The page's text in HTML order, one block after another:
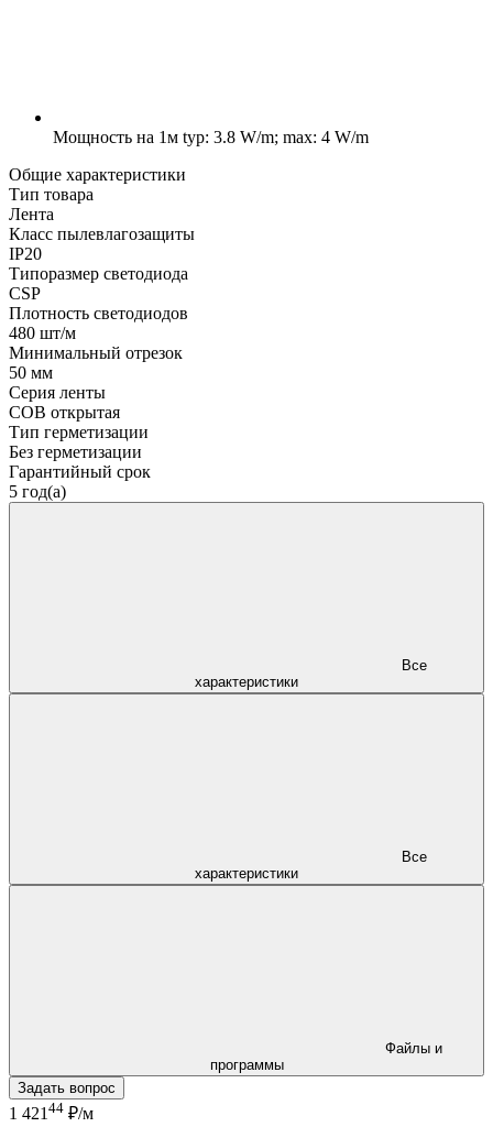
Мощность на 1м typ: 3.8 W/m; max: 4 W/m
Общие характеристики
Тип товара
Лента
Класс пылевлагозащиты
IP20
Типоразмер светодиода
CSP
Плотность светодиодов
480 шт/м
Минимальный отрезок
50 мм
Серия ленты
COB открытая
Тип герметизации
Без герметизации
Гарантийный срок
5 год(а)
характеристики
характеристики
программы
Задать вопрос
1 421 44 ₽/м